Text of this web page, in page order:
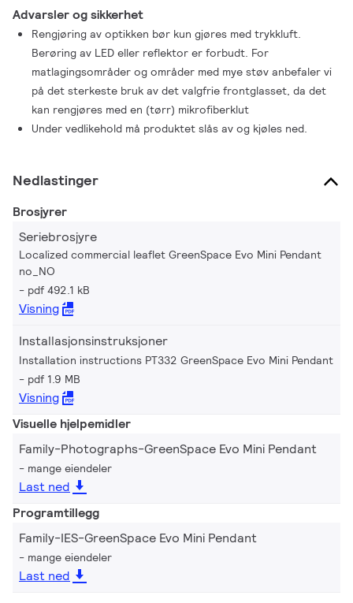
Advarsler og sikkerhet
Rengjøring av optikken bør kun gjøres med trykkluft.
Berøring av LED eller reflektor er forbudt. For
matlagingsområder og områder med mye støv anbefaler vi
på det sterkeste bruk av det valgfrie frontglasset, da det
kan rengjøres med en (tørr) mikrofiberklut
Under vedlikehold må produktet slås av og kjøles ned.
Nedlastinger
Brosjyrer
Seriebrosjyre
Localized commercial leaflet GreenSpace Evo Mini Pendant
no_NO
pdf 492.1 kB
Visning
Installasjonsinstruksjoner
Installation instructions PT332 GreenSpace Evo Mini Pendant
pdf 1.9 MB
Visning
Visuelle hjelpemidler
Family-Photographs-GreenSpace Evo Mini Pendant
mange eiendeler
Last ned
Programtillegg
Family-IES-GreenSpace Evo Mini Pendant
mange eiendeler
Last ned